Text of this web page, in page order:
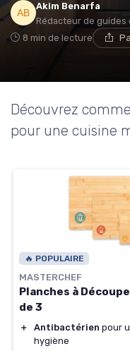
Akim Benarfa
Rédacteur de guides
8 min de lecture
Découvrez
pour une cuisine
🔥 POPULAIRE
MASTERCHEF
Planches à
de 3
＋ Antibactérien pour
hygiène